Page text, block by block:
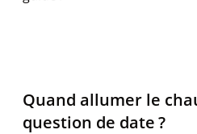
Quand allumer le
question de date ?